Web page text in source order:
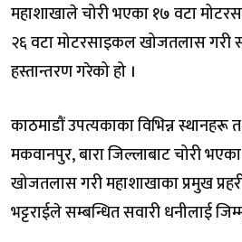
महाशाखाले चोरी भएका १७ वटा
२६ वटा मोटरसाइकल खोजतलास गरी
हस्तान्तरण गरेको हो ।
काठमाडौं उपत्यकाका विभिन्न स्थानहरू
मकवानपुर, बारा जिल्लाबाट चोरी
खोजतलास गरी महाशाखाका प्रमुख
भट्टराईले सम्बन्धित सवारी धनीलाई